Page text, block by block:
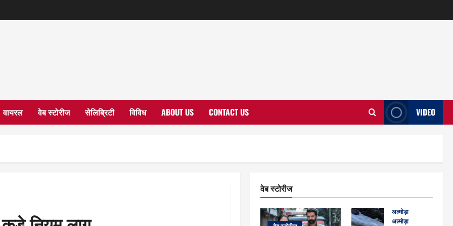
वायरल वेब स्टोरीज सेलिब्रिटी विविध ABOUT US CONTACT US VIDEO
वेब स्टोरीज
अल्मोड़ा
अल्मोड़ा और इतिहास